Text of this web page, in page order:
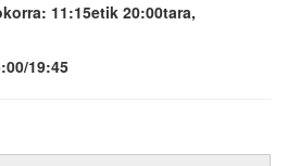
11:15etik 20:00tara,
19:45